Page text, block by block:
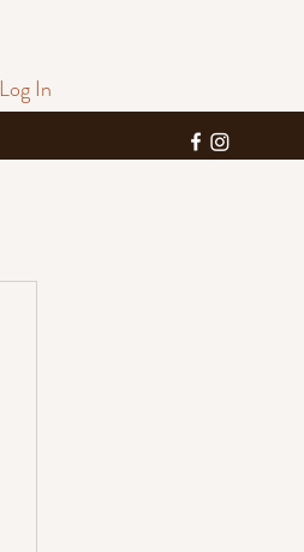
Log In